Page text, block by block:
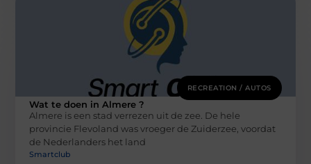
RECREATION / AUTOS
Wat te doen in Almere ?
Almere is een stad verrezen uit de zee. De hele
provincie Flevoland was vroeger de Zuiderzee, voordat
de Nederlanders het land
Smartclub